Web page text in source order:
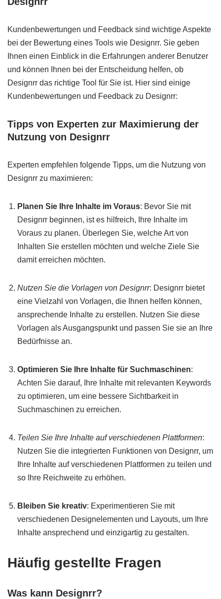
Kundenbewertungen und Feedback sind wichtige Aspekte
bei der Bewertung eines Tools wie Designrr. Sie geben
Ihnen einen Einblick in die Erfahrungen anderer Benutzer
und können Ihnen bei der Entscheidung helfen, ob
Designrr das richtige Tool für Sie ist. Hier sind einige
Kundenbewertungen und Feedback zu Designrr:
Tipps von Experten zur Maximierung der
Nutzung von Designrr
Experten empfehlen folgende Tipps, um die Nutzung von
Designrr zu maximieren:
Planen Sie Ihre Inhalte im Voraus: Bevor Sie mit
Designrr beginnen, ist es hilfreich, Ihre Inhalte im
Voraus zu planen. Überlegen Sie, welche Art von
Inhalten Sie erstellen möchten und welche Ziele Sie
damit erreichen möchten.
Nutzen Sie die Vorlagen von Designrr: Designrr bietet
eine Vielzahl von Vorlagen, die Ihnen helfen können,
ansprechende Inhalte zu erstellen. Nutzen Sie diese
Vorlagen als Ausgangspunkt und passen Sie sie an Ihre
Bedürfnisse an.
Optimieren Sie Ihre Inhalte für Suchmaschinen:
Achten Sie darauf, Ihre Inhalte mit relevanten Keywords
zu optimieren, um eine bessere Sichtbarkeit in
Suchmaschinen zu erreichen.
Teilen Sie Ihre Inhalte auf verschiedenen Plattformen:
Nutzen Sie die integrierten Funktionen von Designrr, um
Ihre Inhalte auf verschiedenen Plattformen zu teilen und
so Ihre Reichweite zu erhöhen.
Bleiben Sie kreativ: Experimentieren Sie mit
verschiedenen Designelementen und Layouts, um Ihre
Inhalte ansprechend und einzigartig zu gestalten.
Häufig gestellte Fragen
Was kann Designrr?